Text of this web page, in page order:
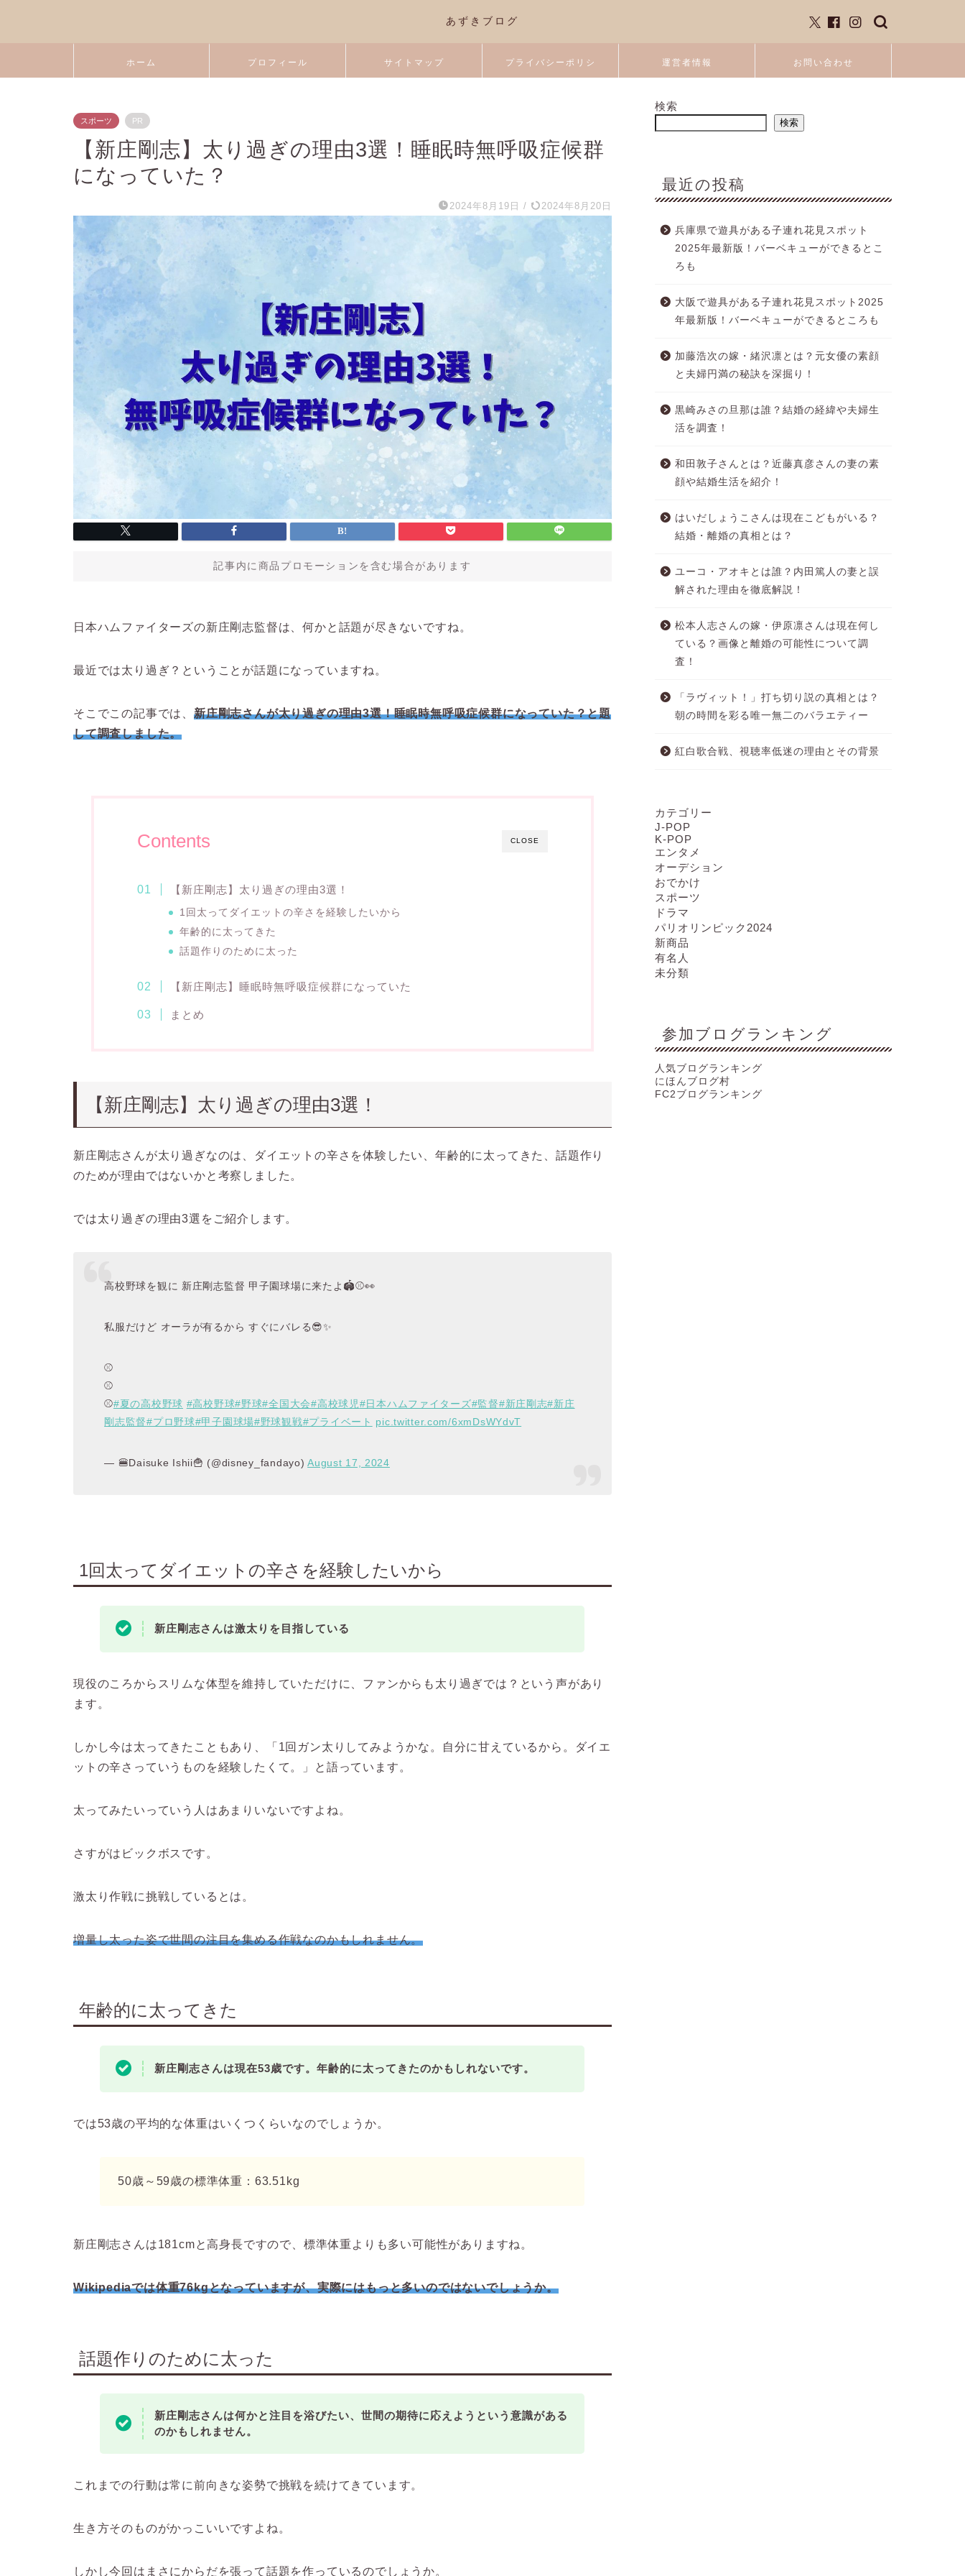
あずきブログ
ホーム プロフィール サイトマップ
プライバシーポリシ
ー
運営者情報 お問い合わせ
スポーツ PR
【新庄剛志】太り過ぎの理由3選！睡眠時無呼吸症候群
になっていた？
2024年8月19日 / 2024年8月20日
記事内に商品プロモーションを含む場合があります
日本ハムファイターズの新庄剛志監督は、何かと話題が尽きないですね。
最近では太り過ぎ？ということが話題になっていますね。
そこでこの記事では、 新庄剛志さんが太り過ぎの理由3選！睡眠時無呼吸症候群になっていた？と題
して調査しました。
CLOSE
Contents
【新庄剛志】太り過ぎの理由3選！
1回太ってダイエットの辛さを経験したいから
年齢的に太ってきた
話題作りのために太った
【新庄剛志】睡眠時無呼吸症候群になっていた
まとめ
【新庄剛志】太り過ぎの理由3選！
新庄剛志さんが太り過ぎなのは、ダイエットの辛さを体験したい、年齢的に太ってきた、話題作り
のためが理由ではないかと考察しました。
では太り過ぎの理由3選をご紹介します。
高校野球を観に 新庄剛志監督 甲子園球場に来たよ🏟️⚾️👀
私服だけど オーラが有るから すぐにバレる😎✨
⚾️
⚾️
⚾️#夏の高校野球 #高校野球#野球#全国大会#高校球児#日本ハムファイターズ#監督#新庄剛志#新庄
剛志監督#プロ野球#甲子園球場#野球観戦#プライベート pic.twitter.com/6xmDsWYdvT
— 🍔Daisuke Ishii🍟 (@disney_fandayo)August 17, 2024
1回太ってダイエットの辛さを経験したいから
新庄剛志さんは激太りを目指している
現役のころからスリムな体型を維持していただけに、ファンからも太り過ぎでは？という声があり
ます。
しかし今は太ってきたこともあり、「1回ガン太りしてみようかな。自分に甘えているから。ダイエ
ットの辛さっていうものを経験したくて。」と語っています。
太ってみたいっていう人はあまりいないですよね。
さすがはビックボスです。
激太り作戦に挑戦しているとは。
増量し太った姿で世間の注目を集める作戦なのかもしれません。
年齢的に太ってきた
新庄剛志さんは現在53歳です。年齢的に太ってきたのかもしれないです。
では53歳の平均的な体重はいくつくらいなのでしょうか。
50歳～59歳の標準体重：63.51kg
新庄剛志さんは181cmと高身長ですので、標準体重よりも多い可能性がありますね。
Wikipediaでは体重76kgとなっていますが、実際にはもっと多いのではないでしょうか。
話題作りのために太った
新庄剛志さんは何かと注目を浴びたい、世間の期待に応えようという意識がある
のかもしれません。
これまでの行動は常に前向きな姿勢で挑戦を続けてきています。
生き方そのものがかっこいいですよね。
しかし今回はまさにからだを張って話題を作っているのでしょうか。
検索
検索
最近の投稿
兵庫県で遊具がある子連れ花見スポット
2025年最新版！バーベキューができるとこ
ろも
大阪で遊具がある子連れ花見スポット2025
年最新版！バーベキューができるところも
加藤浩次の嫁・緒沢凛とは？元女優の素顔
と夫婦円満の秘訣を深掘り！
黒崎みさの旦那は誰？結婚の経緯や夫婦生
活を調査！
和田敦子さんとは？近藤真彦さんの妻の素
顔や結婚生活を紹介！
はいだしょうこさんは現在こどもがいる？
結婚・離婚の真相とは？
ユーコ・アオキとは誰？内田篤人の妻と誤
解された理由を徹底解説！
松本人志さんの嫁・伊原凛さんは現在何し
ている？画像と離婚の可能性について調
査！
「ラヴィット！」打ち切り説の真相とは？
朝の時間を彩る唯一無二のバラエティー
紅白歌合戦、視聴率低迷の理由とその背景
カテゴリー
J-POP
K-POP
エンタメ
オーデション
おでかけ
スポーツ
ドラマ
パリオリンピック2024
新商品
有名人
未分類
参加ブログランキング
人気ブログランキング
にほんブログ村
FC2ブログランキング